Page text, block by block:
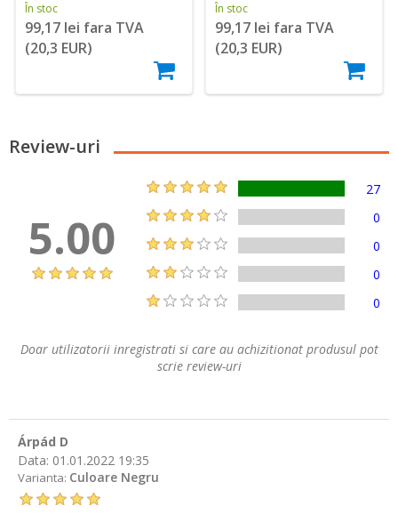
În stoc
99,17 lei fara TVA
(20,3 EUR)
În stoc
99,17 lei fara TVA
(20,3 EUR)
Review-uri
5.00
27
0
0
0
0
Doar utilizatorii inregistrati si care au achizitionat produsul pot
scrie review-uri
Árpád D
Data: 01.01.2022 19:35
Varianta: Culoare Negru